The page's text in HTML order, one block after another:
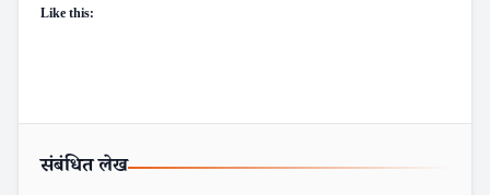
Like this:
संबंधित लेख